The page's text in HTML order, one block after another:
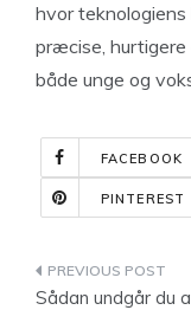
hvor
præcise, hurtigere
både unge og
FACEBOOK
PINTEREST
Sådan undgår du